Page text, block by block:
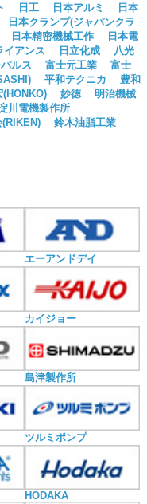
日工 日本アルミ
日本
日本クランプ(ジャパンクラ
日本精密機械工作
日本電
イアンス 日立化成
八光
ルス 富士元工業
富士
平和テクニカ
豊和
(HONKO) 妙徳
明治機械
川電機製作所
鈴木油脂工業
エーアンドデイ
カイジョー
島津製作所
ツルミポンプ
HODAKA